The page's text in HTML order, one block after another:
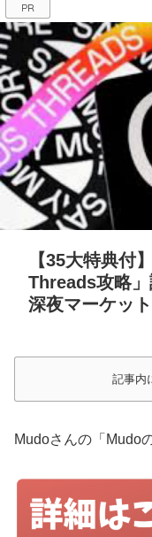
PR
【35大特典付
Threads攻略」
深夜マーケット
記事内
Mudoさんの「Mudo